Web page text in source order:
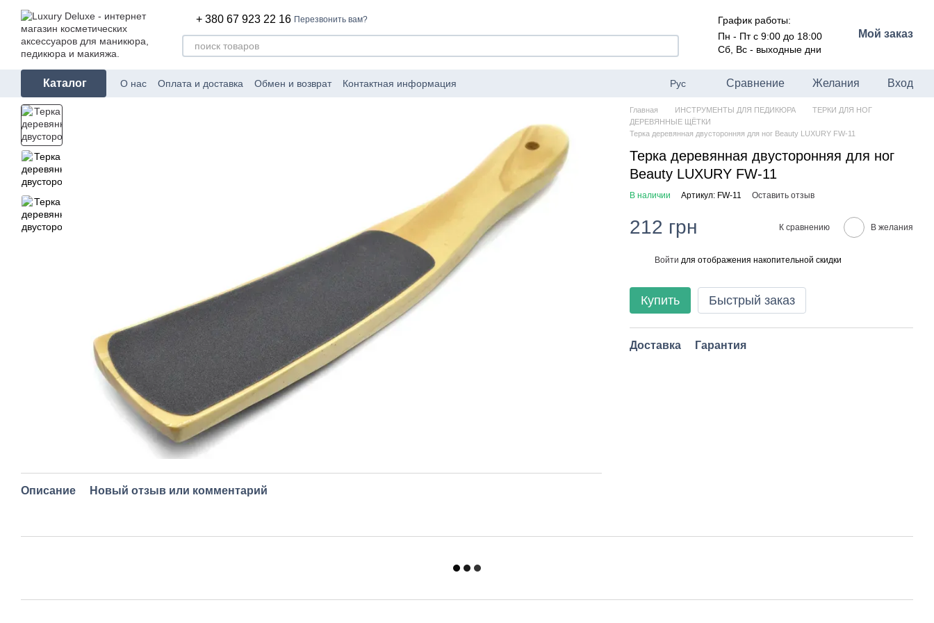
Перейти к основному контенту
+ 380 67 923 22 16 Перезвонить вам?
График работы:
Пн - Пт с 9:00 до 18:00
Сб, Вс - выходные дни
Мой заказ
Каталог О нас Оплата и доставка Обмен и возврат Контактная информация Рус Сравнение Желания Вход
Описание Новый отзыв или комментарий
Главная ИНСТРУМЕНТЫ ДЛЯ ПЕДИКЮРА
ТЕРКИ ДЛЯ НОГ
ДЕРЕВЯННЫЕ ЩËТКИ
Терка деревянная двусторонняя для ног Beauty LUXURY FW-11
Терка деревянная двусторонняя для ног
Beauty LUXURY FW-11
В наличии Артикул: FW-11 Оставить отзыв
212 грн К сравнению В желания
Войти для отображения накопительной скидки
Купить Быстрый заказ
Доставка Гарантия